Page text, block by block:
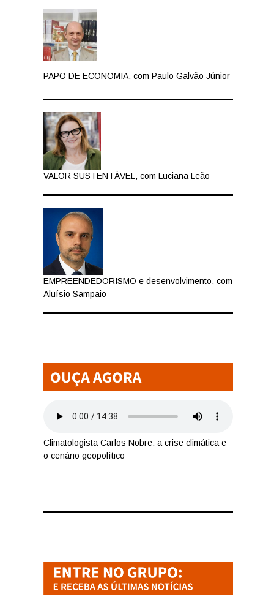
PAPO DE ECONOMIA, com Paulo Galvão Júnior
VALOR SUSTENTÁVEL, com Luciana Leão
EMPREENDEDORISMO e desenvolvimento, com
Aluísio Sampaio
Climatologista Carlos Nobre: a crise climática e
o cenário geopolítico